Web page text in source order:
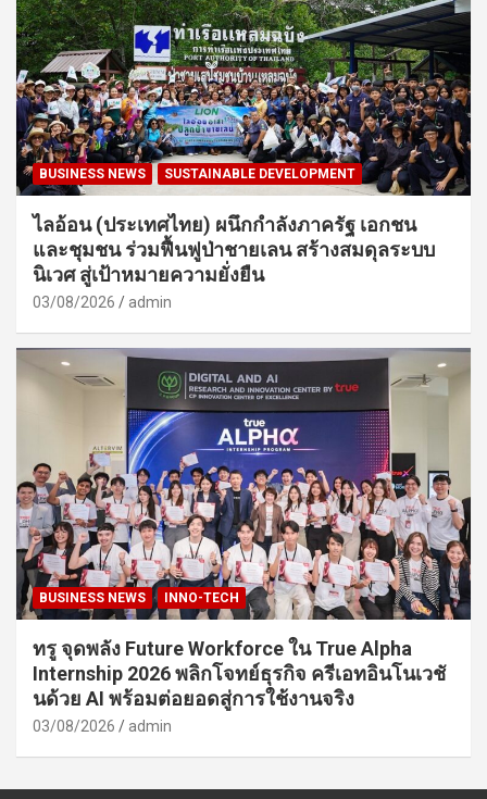
BUSINESS NEWS SUSTAINABLE DEVELOPMENT
ไลอ้อน (ประเทศไทย) ผนึกกำลังภาครัฐ เอกชน
และชุมชน ร่วมฟื้นฟูป่าชายเลน สร้างสมดุลระบบ
นิเวศ สู่เป้าหมายความยั่งยืน
03/08/2026 admin
BUSINESS NEWS INNO-TECH
ทรู จุดพลัง Future Workforce ใน True Alpha
Internship 2026 พลิกโจทย์ธุรกิจ ครีเอทอินโนเวชั
นด้วย AI พร้อมต่อยอดสู่การใช้งานจริง
03/08/2026 admin